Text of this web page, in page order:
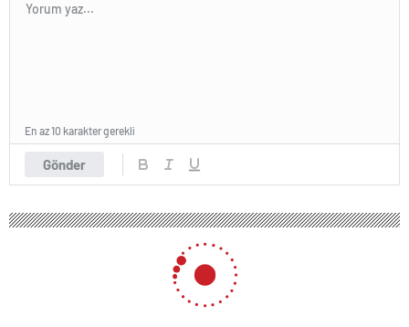
Gönder
En az 10 karakter gerekli